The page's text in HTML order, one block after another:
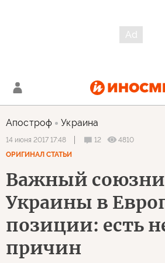
Апостроф Украина
14 июня 2017 17:48 12
4810
ОРИГИНАЛ СТАТЬИ
Важный
Украины в
позиции: есть
причин